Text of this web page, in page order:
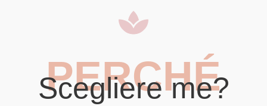
PERCHÉ
Scegliere me?